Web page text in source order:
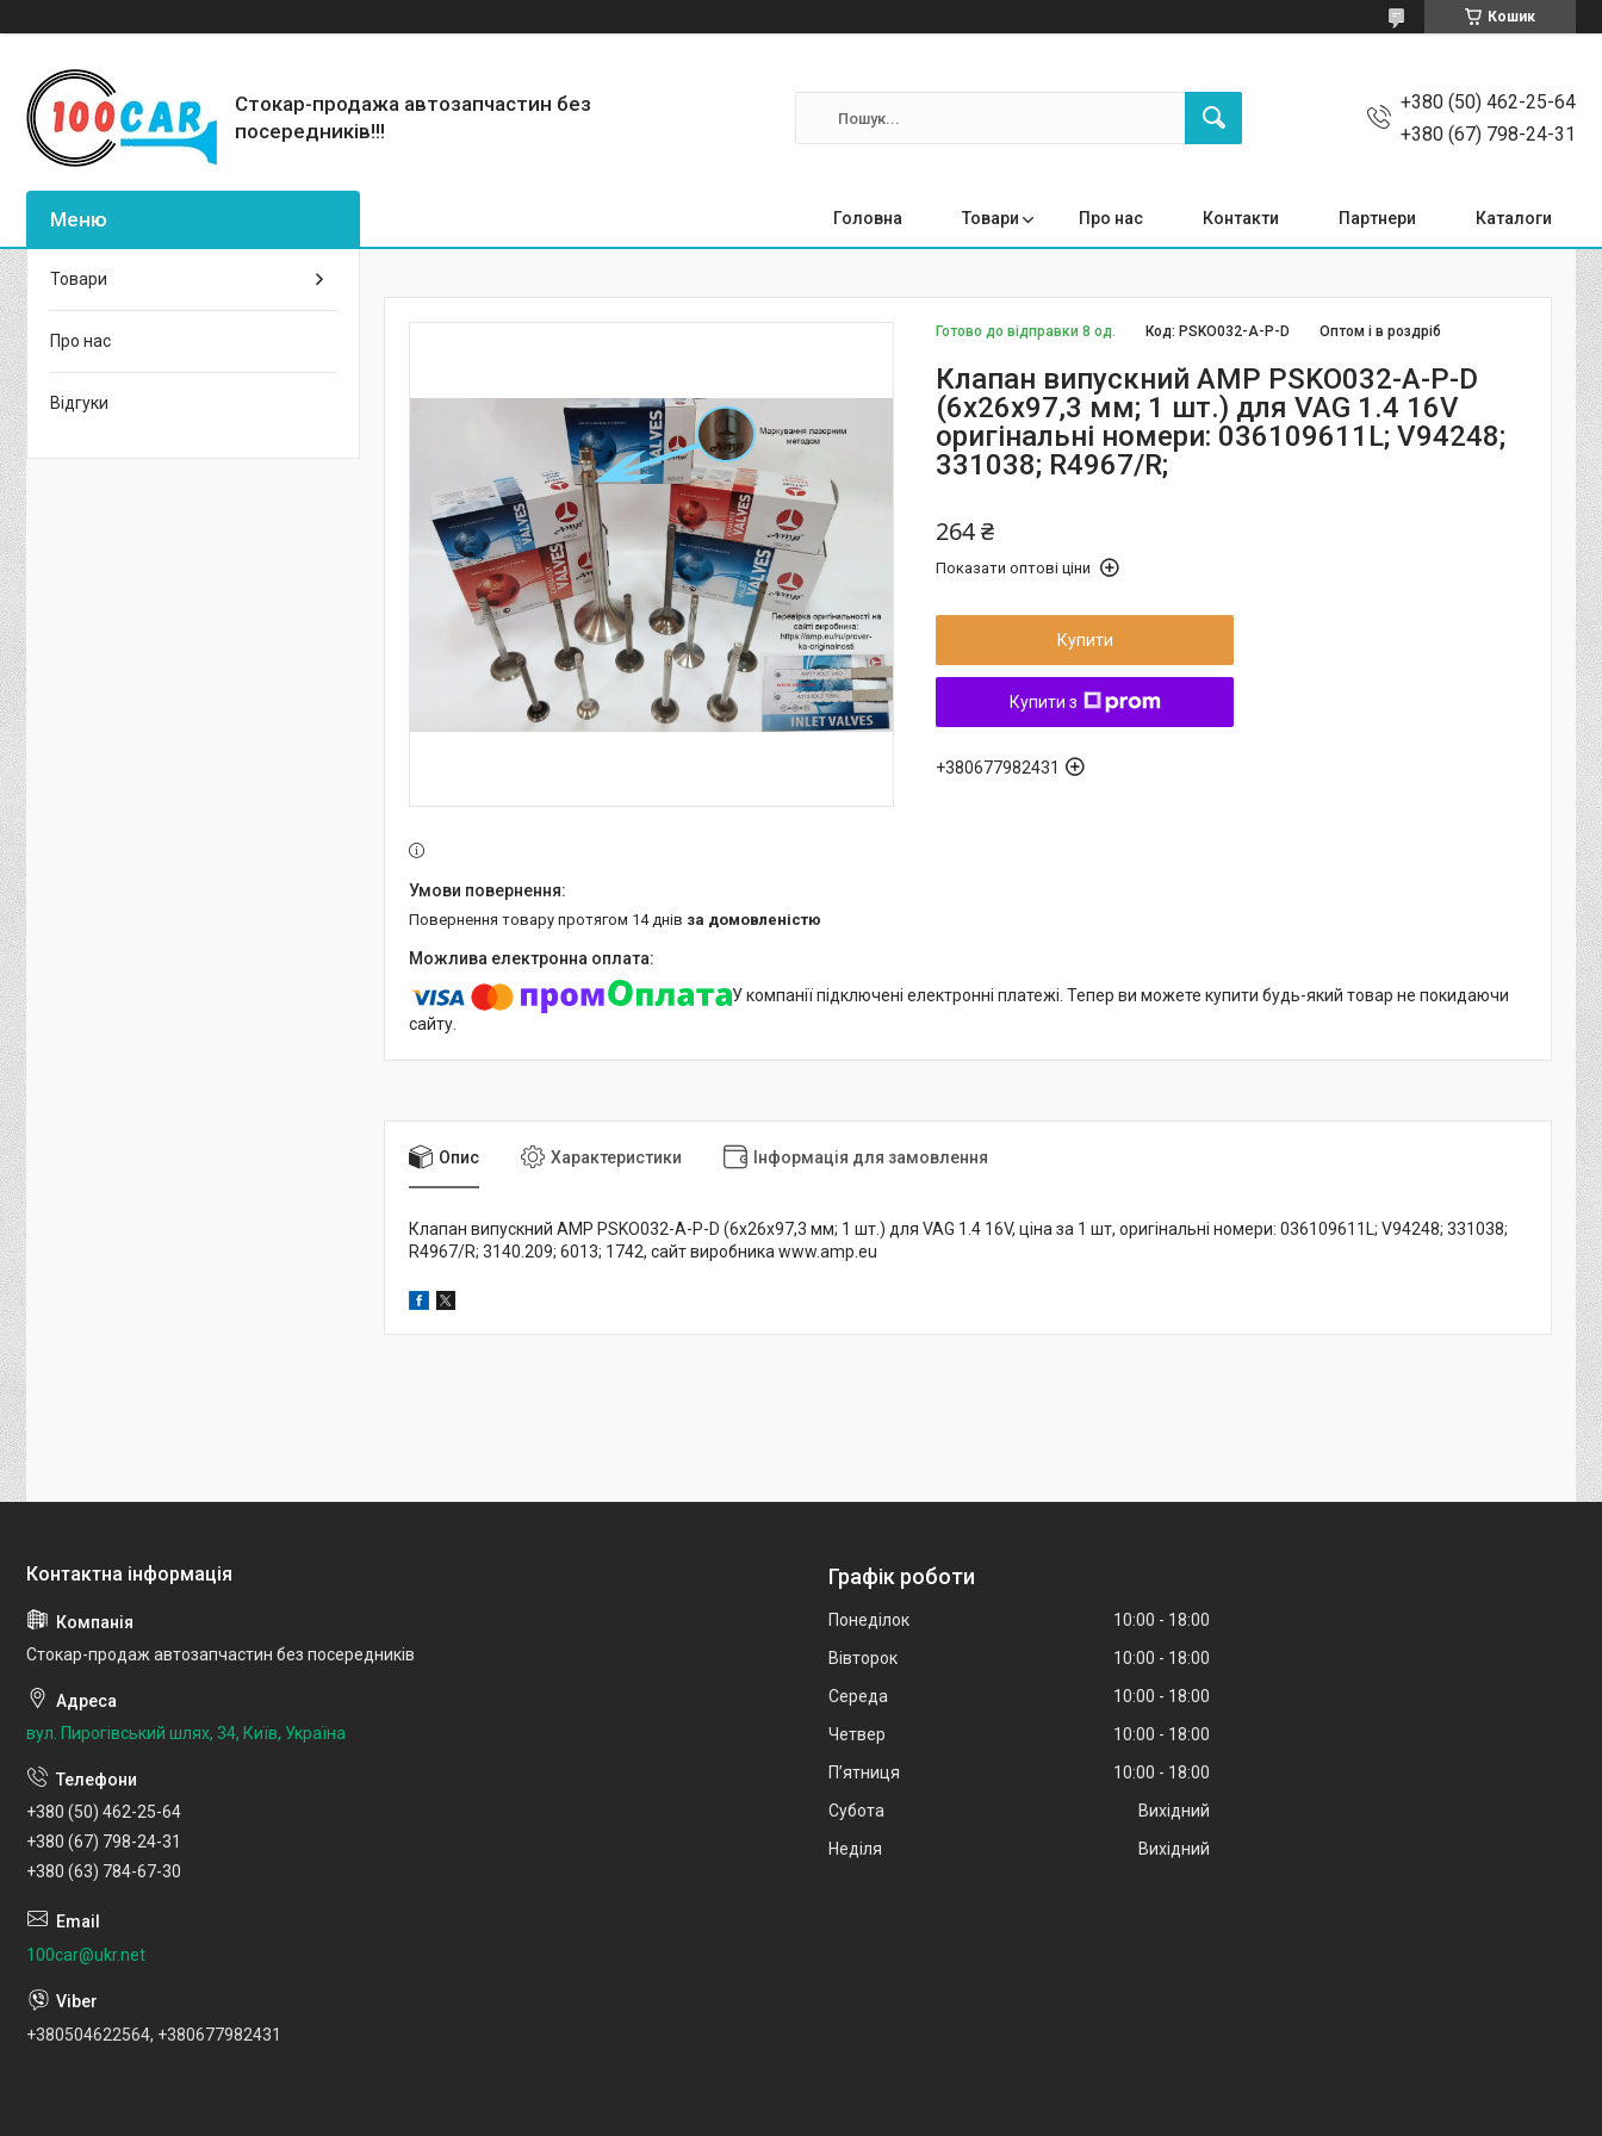
Кошик
Стокар-продажа автозапчастин без
посередників!!!
+380 (50) 462-25-64
+380 (67) 798-24-31
Головна Товари Про нас Контакти Партнери Каталоги
Готово до відправки 8 од. Оптом і в роздріб
Код: PSKO032-A-P-D
Клапан випускний AMP PSKO032-A-P-D
(6x26x97,3 мм; 1 шт.) для VAG 1.4 16V
оригінальні номери: 036109611L; V94248;
331038; R4967/R;
264 ₴
Показати оптові ціни
Купити
Купити з
+380677982431
повернення товару протягом 14 днів за домовленістю
У компанії підключені електронні платежі. Тепер ви можете купити будь-який товар не покидаючи
сайту.
Опис Характеристики Інформація для замовлення
Клапан випускний AMP PSKO032-A-P-D (6x26x97,3 мм; 1 шт.) для VAG 1.4 16V, ціна за 1 шт, оригінальні номери: 036109611L; V94248; 331038;
R4967/R; 3140.209; 6013; 1742, сайт виробника www.amp.eu
Товари
Про нас
Відгуки
Стокар-продаж автозапчастин без посередників
вул. Пирогівський шлях, 34, Київ, Україна
+380 (50) 462-25-64
+380 (67) 798-24-31
+380 (63) 784-67-30
100car@ukr.net
+380504622564, +380677982431
Графік роботи
Понеділок 10:00
18:00
Вівторок
10:00
18:00
Середа
10:00
18:00
Четвер
10:00
18:00
Пʼятниця
10:00
18:00
Субота
Вихідний
Неділя
Вихідний